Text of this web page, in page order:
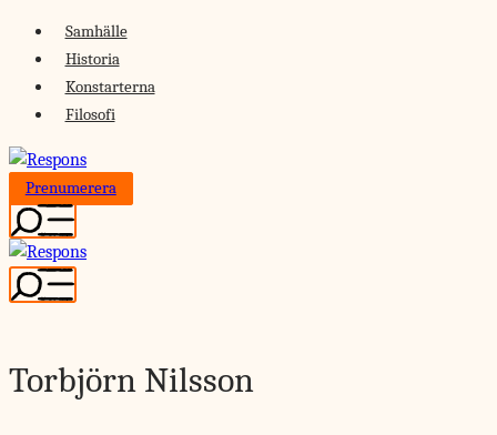
Skip
content
Samhälle
Historia
Konstarterna
Filosofi
Prenumerera
Torbjörn Nilsson